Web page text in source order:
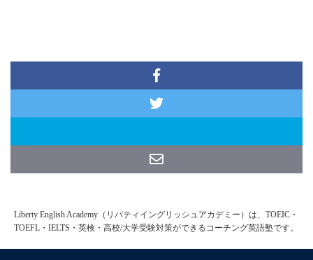
Liberty English Academy（リバティイングリッシュアカデミー）は、TOEIC・
TOEFL・IELTS・英検・高校/大学受験対策ができるコーチング英語塾です。